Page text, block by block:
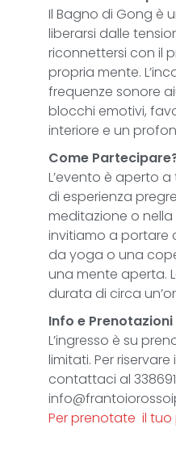
Il Bagno di Gong è
liberarsi dalle
riconnettersi con il
propria mente.
frequenze sonore
blocchi emotivi,
interiore e un
Come
L’evento è aperto
di esperienza
meditazione o
invitiamo a portare
da yoga o una
una mente aperta.
durata di circa
Info e Prenotazioni
L’ingresso è su
limitati. Per
contattaci al
Per prenotate il tuo